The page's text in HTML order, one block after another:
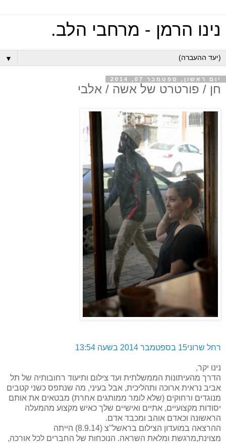
נינו הרמן - מרחבי הלב.
▼
יום ראשון, ספטמבר 07, 2014
חן / פורטרט של אשה / אלבי
רחל שרוני15 בספטמבר 2014 בשעה 13:54
נינו יקר,
הדרך מהעיתונות הממשלתית ועד צילום ותיעוד רחובותיה של תל
אביב נראית ארוכה ותהליכית, אבל בעיני, מה שנתפס כשני קטבים
מנוגדים ורחוקים (שלא לומר ממותגים אחרת) מבטאים את אותם
יסודות מקצועיים, אתיים ואישיים שלך כאיש מקצוע מהמעלה
הראשונה וכאדם אוהב ומכבד אדם.
ההרצאה במועדון הצילום בראשל"צ (8.9.14) הייתה
מצוינת,מרגשת ומלאת השראה. הנוכחות של החברים לכל אורכה,